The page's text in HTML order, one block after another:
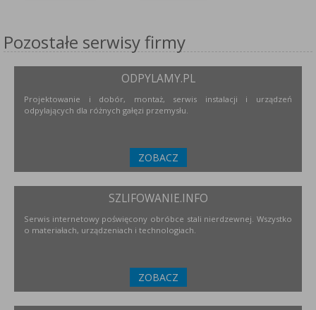
Pozostałe serwisy firmy
ODPYLAMY.PL
Projektowanie i dobór, montaż, serwis instalacji i urządzeń
odpylających dla różnych gałęzi przemysłu.
ZOBACZ
SZLIFOWANIE.INFO
Serwis internetowy poświęcony obróbce stali nierdzewnej. Wszystko
o materiałach, urządzeniach i technologiach.
ZOBACZ